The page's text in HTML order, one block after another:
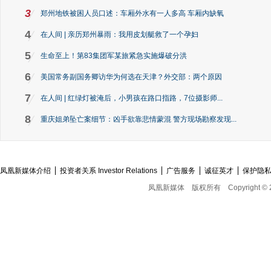
3 郑州地铁被困人员口述：车厢外水有一人多高 车厢内缺氧
4 在人间 | 亲历郑州暴雨：我用皮划艇救了一个孕妇
5 生命至上！第83集团军某旅紧急实施爆破分洪
6 美国常务副国务卿访华为何选在天津？外交部：两个原因
7 在人间 | 红绿灯被淹后，小男孩在路口指路，7位摄影师...
8 重庆姐弟坠亡案细节：凶手欲靠悲情蒙混 警方现场勘察发现...
凤凰新媒体介绍 投资者关系 Investor Relations 广告服务 诚征英才
保护隐
凤凰新媒体
版权所有 Copyright ©